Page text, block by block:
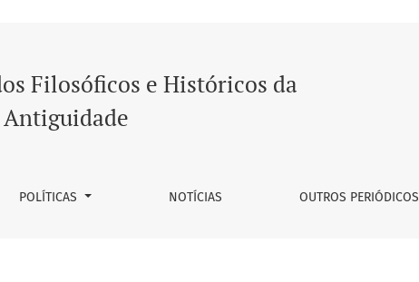
Filosóficos e Históricos da
Antiguidade
POLÍTICAS NOTÍCIAS OUTROS PERIÓDICOS